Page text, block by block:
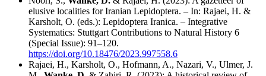
elusive localities for Iranian Lepidoptera. – In: Rajaei, H. &
Karsholt, O. (eds.): Lepidoptera Iranica. – Integrative
Systematics: Stuttgart Contributions to Natural History 6
(Special Issue): 91–120.
https://doi.org/10.18476/2023.997558.6
Rajaei, H., Karsholt, O., Hofmann, A., Nazari, V., Ulmer, J.